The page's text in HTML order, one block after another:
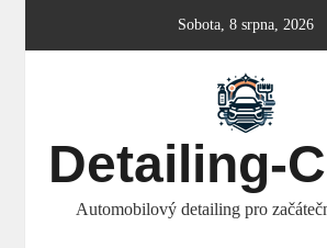
Sobota, 8 srpna, 2026
Detailing-
Automobilový detailing pro